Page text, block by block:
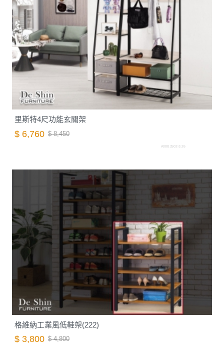
里斯特4尺功能玄關架
$ 6,760 $ 8,450
A088.2502-3.26
格維納工業風低鞋架(222)
$ 3,800 $ 4,800